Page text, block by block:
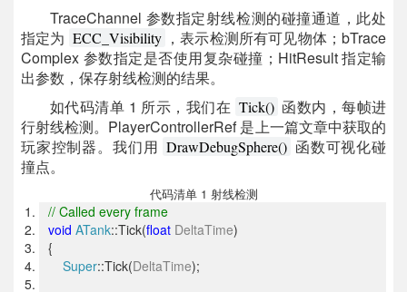
TraceChannel 参数指定射线检测的碰撞通道，此处
指定为 ECC_Visibility ，表示检测所有可见物体；bTrace
Complex 参数指定是否使用复杂碰撞；HitResult 指定输
出参数，保存射线检测的结果。
如代码清单 1 所示，我们在 Tick() 函数内，每帧进
行射线检测。PlayerControllerRef 是上一篇文章中获取的
玩家控制器。我们用 DrawDebugSphere() 函数可视化碰
撞点。
代码清单 1 射线检测
// Called every frame
void ATank::Tick(float DeltaTime)
{
Super::Tick(DeltaTime);